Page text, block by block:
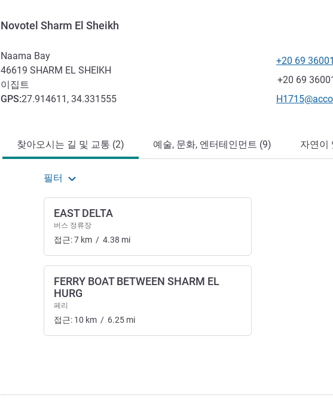
Novotel Sharm El Sheikh
Naama Bay
46619 SHARM EL SHEIKH
이집트
GPS:27.914611, 34.331555
전화
+20 69
팩스
+20 69
E-mail
찾아오시는 길 및 교통 (2) 예술, 문화, 엔터테인먼트 (9) 자연이
필터
EAST DELTA
버스 정류장
접근:7 km / 4.38 mi
FERRY BOAT BETWEEN SHARM EL
HURG
페리
접근: 10 km / 6.25 mi